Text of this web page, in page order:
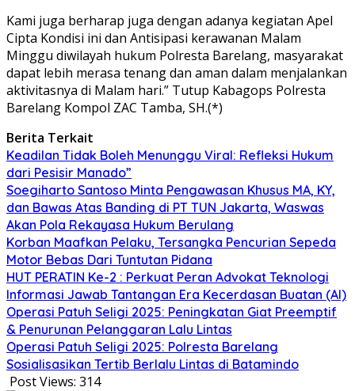
Kami juga berharap juga dengan adanya kegiatan Apel
Cipta Kondisi ini dan Antisipasi kerawanan Malam
Minggu diwilayah hukum Polresta Barelang, masyarakat
dapat lebih merasa tenang dan aman dalam menjalankan
aktivitasnya di Malam hari.” Tutup Kabagops Polresta
Barelang Kompol ZAC Tamba, SH.(*)
Berita Terkait
Keadilan Tidak Boleh Menunggu Viral: Refleksi Hukum
dari Pesisir Manado”
Soegiharto Santoso Minta Pengawasan Khusus MA, KY,
dan Bawas Atas Banding di PT TUN Jakarta, Waswas
Akan Pola Rekayasa Hukum Berulang
Korban Maafkan Pelaku, Tersangka Pencurian Sepeda
Motor Bebas Dari Tuntutan Pidana
HUT PERATIN Ke-2 : Perkuat Peran Advokat Teknologi
Informasi Jawab Tantangan Era Kecerdasan Buatan (AI)
Operasi Patuh Seligi 2025: Peningkatan Giat Preemptif
& Penurunan Pelanggaran Lalu Lintas
Operasi Patuh Seligi 2025: Polresta Barelang
Sosialisasikan Tertib Berlalu Lintas di Batamindo
Post Views: 314